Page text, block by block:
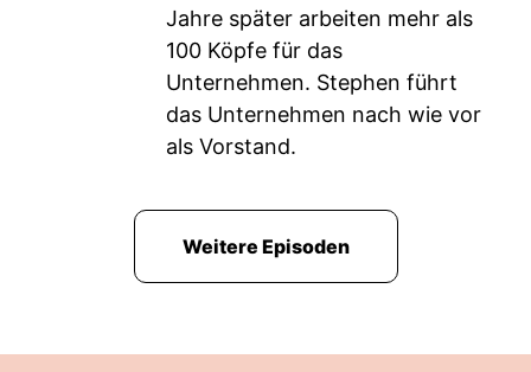
Jahre später arbeiten mehr als
100 Köpfe für das
Unternehmen. Stephen führt
das Unternehmen nach wie vor
als Vorstand.
Weitere Episoden